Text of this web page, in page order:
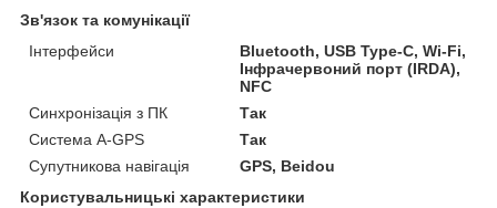
Зв'язок та комунікації
Інтерфейси
Bluetooth, USB Type-C, Wi-Fi,
Інфрачервоний порт (IRDA),
NFC
Синхронізація з ПК
Так
Система A-GPS
Так
Супутникова навігація
GPS, Beidou
Користувальницькі характеристики